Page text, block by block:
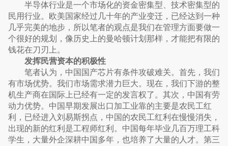
半导体行业是一个市场化的资金密集型、技术密集型的
民用行业。欧美国家经过几十年的产业变迁，已经达到一种
几乎完美的地步，所以笔者的观点是我们在管理方面要做一
个很好的规划，像历史上的曼哈顿计划那样，才能把有限的
钱花在刀刃上。
发挥民营资本的积极性
笔者认为，中国国产芯片有条件攻破难关。首先，我们
有市场优势。我们市场需求潜力巨大。现在，我们下游的整
机生产商在国际上已经有一定的发言权了。其次，中国有劳
动力优势。中国早期发展出口加工业靠的主要是农民工红
利，已经进入刘易斯拐点，中国的农民工红利在慢慢消失，
出现的新的红利是工程师红利。中国每年毕业几百万理工科
学生，大量外企深耕中国多年，也培养了大量的人才。第三